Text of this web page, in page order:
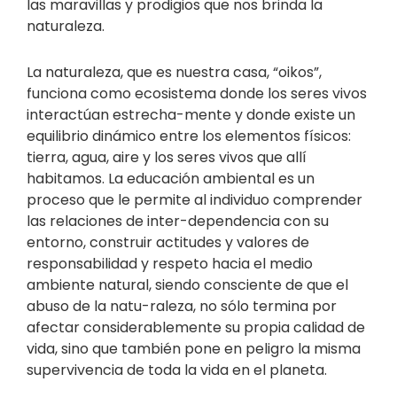
las maravillas y prodigios que nos brinda la
naturaleza.
La naturaleza, que es nuestra casa, “oikos”,
funciona como ecosistema donde los seres vivos
interactúan estrecha-mente y donde existe un
equilibrio dinámico entre los elementos físicos:
tierra, agua, aire y los seres vivos que allí
habitamos. La educación ambiental es un
proceso que le permite al individuo comprender
las relaciones de inter-dependencia con su
entorno, construir actitudes y valores de
responsabilidad y respeto hacia el medio
ambiente natural, siendo consciente de que el
abuso de la natu-raleza, no sólo termina por
afectar considerablemente su propia calidad de
vida, sino que también pone en peligro la misma
supervivencia de toda la vida en el planeta.